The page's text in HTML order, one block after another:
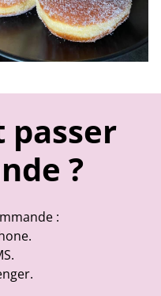
passer
?
: